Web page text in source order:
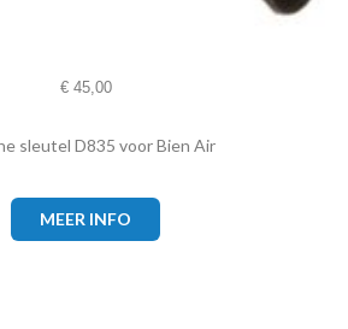
€45,00
sleutel D835 voor Bien Air
MEER INFO